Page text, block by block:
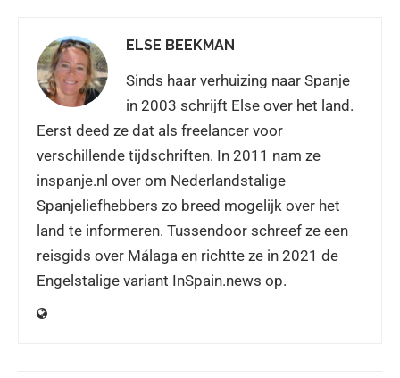
ELSE BEEKMAN
Sinds haar verhuizing naar Spanje
in 2003 schrijft Else over het land.
Eerst deed ze dat als freelancer voor
verschillende tijdschriften. In 2011 nam ze
inspanje.nl over om Nederlandstalige
Spanjeliefhebbers zo breed mogelijk over het
land te informeren. Tussendoor schreef ze een
reisgids over Málaga en richtte ze in 2021 de
Engelstalige variant InSpain.news op.